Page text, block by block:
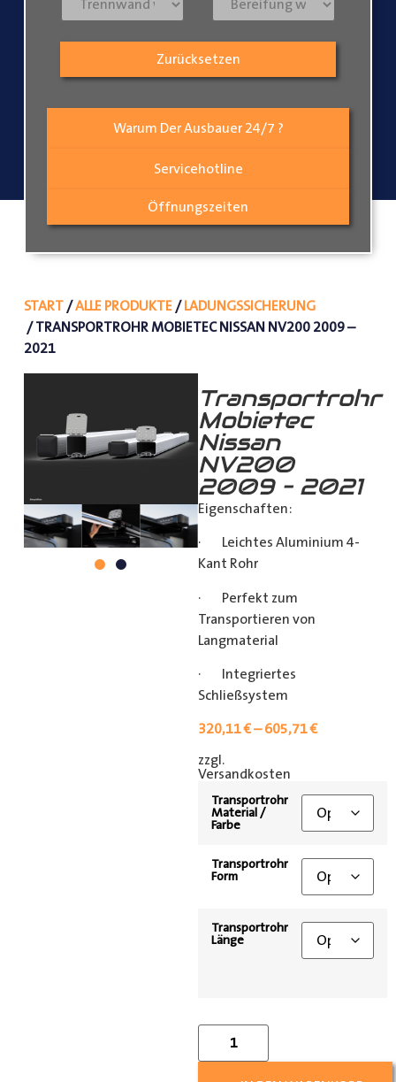
Warum Der Ausbauer 24/7 ?
Servicehotline
Öffnungszeiten
Zurücksetzen
START/ALLE PRODUKTE/LADUNGSSICHERUNG
/ TRANSPORTROHR MOBIETEC NISSAN NV200 2009 –
2021
Transportrohr
Mobietec
Nissan
NV200
2009 – 2021
Eigenschaften:
· Leichtes Aluminium 4-
Kant Rohr
· Perfekt zum
Transportieren von
Langmaterial
· Integriertes
Schließsystem
320,11€–605,71€
zzgl.
Versandkosten
Transportrohr
Material /
Farbe
Transportrohr
Form
Transportrohr
Länge